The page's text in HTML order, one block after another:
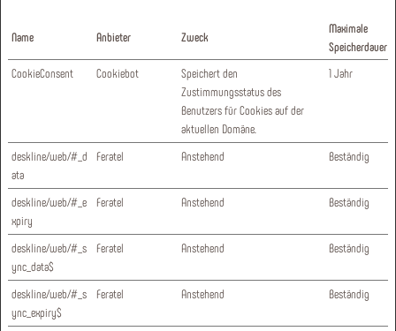
Name Anbieter Zweck
Maximale
Speicherdauer
CookieConsent
Cookiebot
Speichert den
Zustimmungsstatus des
Benutzers für Cookies auf der
aktuellen Domäne.
1 Jahr
deskline/web/#_d
ata
Feratel Anstehend Beständig
deskline/web/#_e
xpiry
Feratel Anstehend Beständig
deskline/web/#_s
ync_data$
Feratel Anstehend Beständig
deskline/web/#_s
ync_expiry$
Feratel Anstehend Beständig